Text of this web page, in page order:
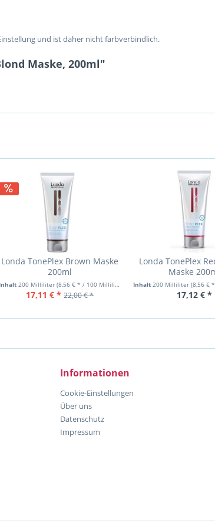
und ist daher nicht farbverbindlich.
Maske, 200ml"
Londa TonePlex Brown Maske
200ml
Inhalt200 Milliliter(8,56 € * / 100 Milliliter)
17,11 € * 22,00 € *
Londa TonePlex
Maske
Inhalt 200 Milliliter (8,56 € *
17,12 € *
Informationen
Cookie-Einstellungen
Über uns
Datenschutz
Impressum